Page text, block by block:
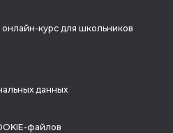
курс для школьников
данных
файлов